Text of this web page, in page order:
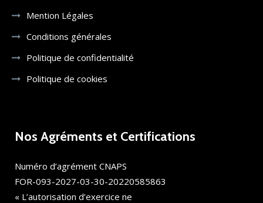
Mention Légales
Conditions générales
Politique de confidentialité
Politique de cookies
Nos Agréments et Certifications
Numéro d’agrément CNAPS
FOR-093-2027-03-30-20220585863
« L’autorisation d’exercice ne